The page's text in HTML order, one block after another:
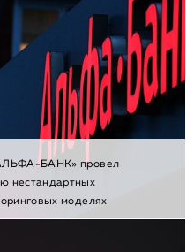
БАНК» провел
нестандартных
моделях